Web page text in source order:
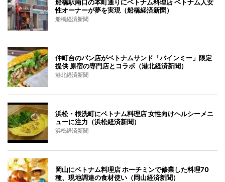
船橋駅南口の本町通りにベトナム料理店 ベトナム人女
性オーナーが夢を実現（船橋経済新聞）
船橋経済新聞
仲町台のパン店がベトナムサンド「バインミー」限定
提供 原宿の専門店とコラボ（港北経済新聞）
港北経済新聞
浜松・根洗町にベトナム料理店 女性向けヘルシーメニ
ューに注力（浜松経済新聞）
浜松経済新聞
岡山にベトナム料理店 ホーチミンで修業した料理70
種、現地調達の食材使い（岡山経済新聞）